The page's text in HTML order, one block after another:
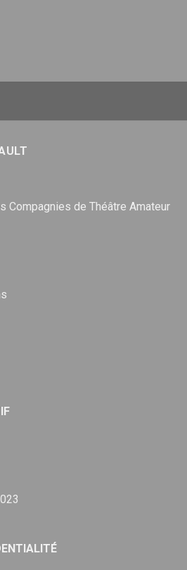
Compagnies de Théâtre Amateur